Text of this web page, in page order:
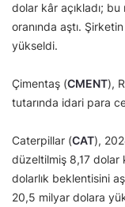
dolar kâr açıkladı;
oranında aştı.
yükseldi.
Çimentaş (CMENT),
tutarında idari para
Caterpillar (CAT),
düzeltilmiş 8,17 dolar
dolarlık beklentisini
20,5 milyar dolara